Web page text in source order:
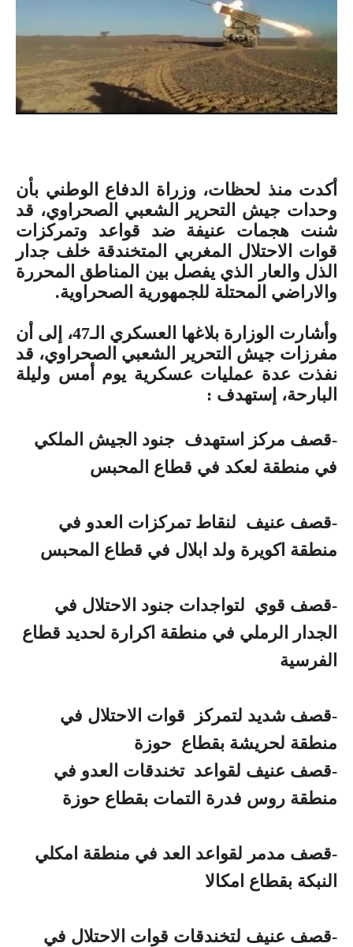
أكدت منذ لحظات، وزراة الدفاع الوطني بأن
وحدات جيش التحرير الشعبي الصحراوي، قد
شنت هجمات عنيفة ضد قواعد وتمركزات
قوات الاحتلال المغربي المتخندقة خلف جدار
الذل والعار الذي يفصل بين المناطق المحررة
والاراضي المحتلة للجمهورية الصحراوية.
وأشارت الوزارة بلاغها العسكري الـ47، إلى أن
مفرزات جيش التحرير الشعبي الصحراوي، قد
نفذت عدة عمليات عسكرية يوم أمس وليلة
البارحة، إستهدف :
-قصف مركز استهدف جنود الجيش الملكي
في منطقة لعكد في قطاع المحبس
-قصف عنيف لنقاط تمركزات العدو في
منطقة اكويرة ولد ابلال في قطاع المحبس
-قصف قوي لتواجدات جنود الاحتلال في
الجدار الرملي في منطقة اكرارة لحديد قطاع
الفرسية
-قصف شديد لتمركز قوات الاحتلال في
منطقة لحريشة بقطاع حوزة
-قصف عنيف لقواعد تخندقات العدو في
منطقة روس فدرة التمات بقطاع حوزة
-قصف مدمر لقواعد العد في منطقة امكلي
النبكة بقطاع امكالا
-قصف عنيف لتخندقات قوات الاحتلال في